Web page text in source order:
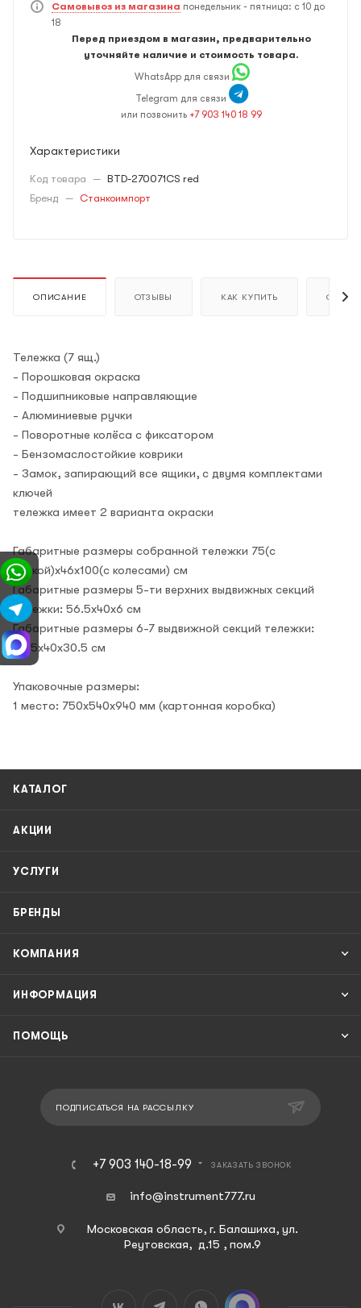
Самовывоз из магазина понедельник - пятница: с 10 до
18
Перед приездом в магазин, предварительно
уточняйте наличие и стоимость товара.
WhatsApp для связи
Telegram для связи
или позвонить +7 903 140 18 99
Характеристики
Код товара — BTD-270071CS red
Бренд — Станкоимпорт
ОПИСАНИЕ ОТЗЫВЫ КАК КУПИТЬ ОПЛАТА
Тележка (7 ящ.)
- Порошковая окраска
- Подшипниковые направляющие
- Алюминиевые ручки
- Поворотные колёса с фиксатором
- Бензомаслостойкие коврики
- Замок, запирающий все ящики, с двумя комплектами
ключей
тележка имеет 2 варианта окраски
Габаритные размеры собранной тележки 75(с
ручкой)х46х100(с колесами) см
Габаритные размеры 5-ти верхних выдвижных секций
тележки: 56.5x40x6 см
Габаритные размеры 6-7 выдвижной секций тележки:
56.5x40x30.5 см
Упаковочные размеры:
1 место: 750х540х940 мм (картонная коробка)
КАТАЛОГ
АКЦИИ
УСЛУГИ
БРЕНДЫ
КОМПАНИЯ
ИНФОРМАЦИЯ
ПОМОЩЬ
ПОДПИСАТЬСЯ НА РАССЫЛКУ
+7 903 140-18-99 ЗАКАЗАТЬ ЗВОНОК
info@instrument777.ru
Московская область, г. Балашиха, ул.
Реутовская, д.15 , пом.9